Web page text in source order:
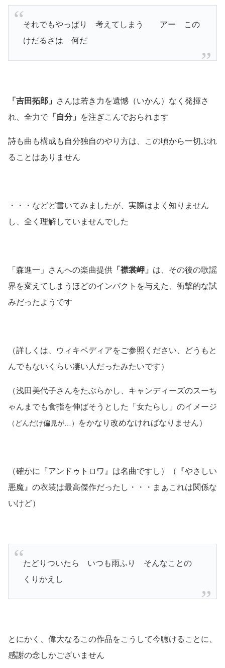
それでもやっぱり 考えてしまう アー この
けだるさは 何だ
「吉田拓郎」 さんは若き力を遺憾 （いかん） なく発揮さ
れ、全力で 「自分」 を注ぎこんでおられます
詩も曲も構成も自分独自のやり方は、この頃から一切ぶれ
ることはありません
・・・などど書いてみましたが、実際はよく知りません
し、全く理解していませんでした
「森進一」さんへの楽曲提供 「襟裳岬」 は、その後の歌謡
界を変えてしまうほどのインパクトを与えた、衝撃的な試
みだったようです
（詳しくは、ウィキペディアをご参照ください、どうもと
んでもないくらい凄い人だったみたいです）
（浅田美代子さんをたぶらかし、キャンディーズのスーち
ゃんまでも食指を伸ばそうとした「女たらし」のイメージ
（どんだけ偏見が…） をかなり改めなければなりません）
（確かに『アンドゥトロワ』は名曲ですし）（『やさしい
悪魔』の衣装は最高傑作だったし・・・まぁこれは関係な
いけど）
たどりついたら いつも雨ふり そんなことの
くりかえし
とにかく、偉大なるこの作品をこうして今聴けることに、
感謝の念しかございません